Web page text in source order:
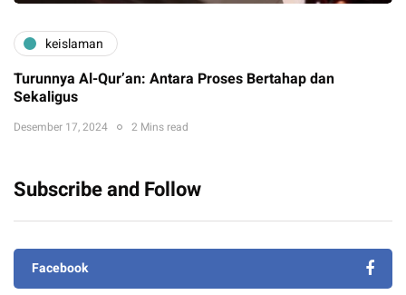
keislaman
Turunnya Al-Qur’an: Antara Proses Bertahap dan
Sekaligus
Desember 17, 2024 2 Mins read
Subscribe and Follow
Facebook